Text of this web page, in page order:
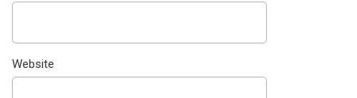
Website